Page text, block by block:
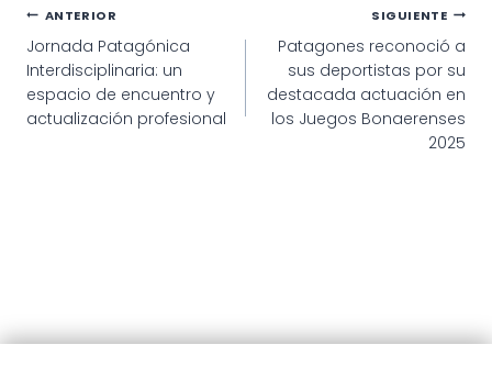
Navegación
de
entradas
ANTERIOR
Jornada Patagónica
Interdisciplinaria: un
espacio de encuentro y
actualización profesional
SIGUIENTE
Patagones reconoció a
sus deportistas por su
destacada actuación en
los Juegos Bonaerenses
2025